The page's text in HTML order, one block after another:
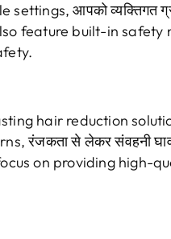
settings, आपको व्यक्तिगत
feature built-in safety
.
hair reduction
, रंजकता से लेकर संवहनी
on providing high-